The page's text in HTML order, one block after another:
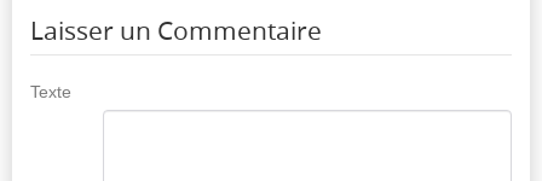
Laisser un Commentaire
Texte